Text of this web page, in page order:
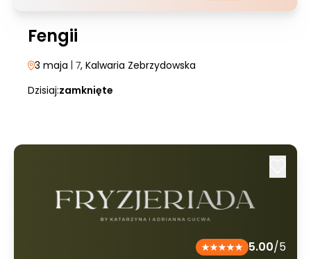
Fengii
3 maja | 7, Kalwaria Zebrzydowska
Dzisiaj:zamknięte
5.00/5